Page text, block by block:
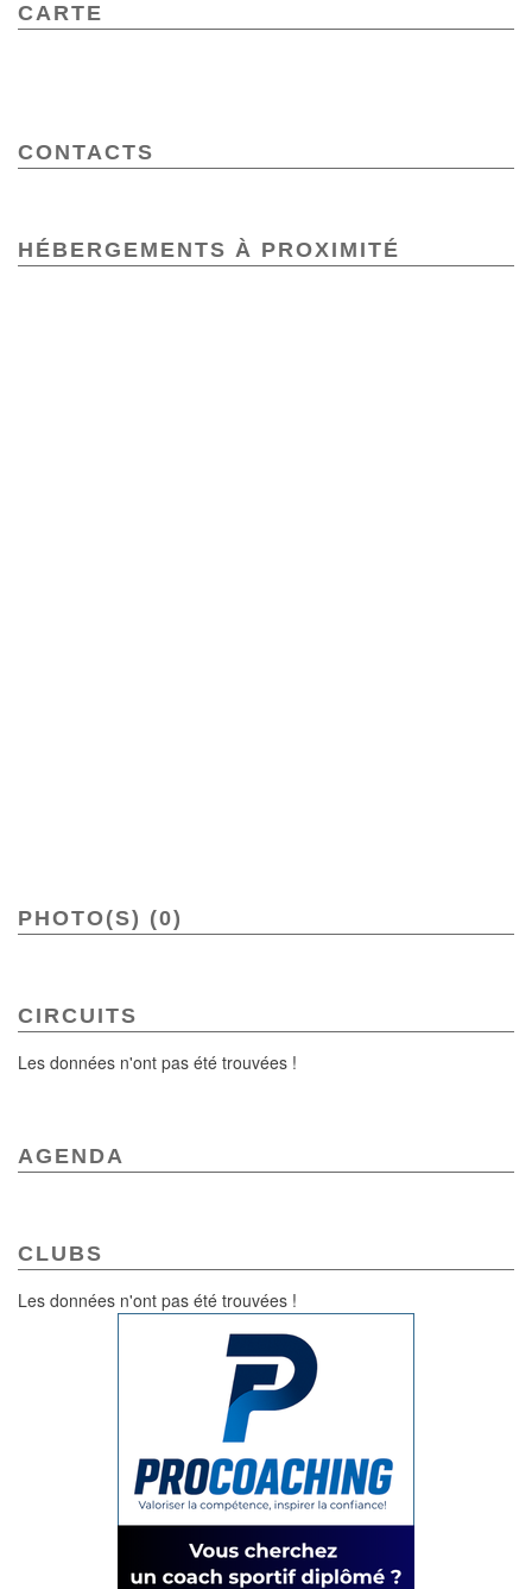
CARTE
CONTACTS
HÉBERGEMENTS À PROXIMITÉ
PHOTO(S) (0)
CIRCUITS
Les données n'ont pas été trouvées !
AGENDA
CLUBS
Les données n'ont pas été trouvées !